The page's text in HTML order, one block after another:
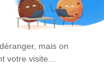
un lieu
de Claude
est